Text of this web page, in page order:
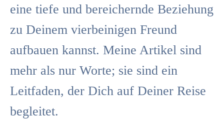
eine tiefe und bereichernde Beziehung
zu Deinem vierbeinigen Freund
aufbauen kannst. Meine Artikel sind
mehr als nur Worte; sie sind ein
Leitfaden, der Dich auf Deiner Reise
begleitet.